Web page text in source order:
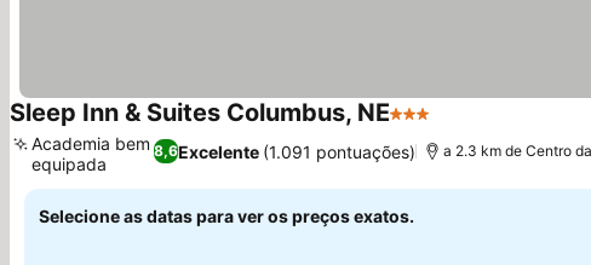
Sleep Inn & Suites Columbus, NE3 Estrelas
8,6Excelente (1.091 pontuações)
Academia bem
equipada
a 2.3 km de Centro
Selecione as datas para ver os preços exatos.